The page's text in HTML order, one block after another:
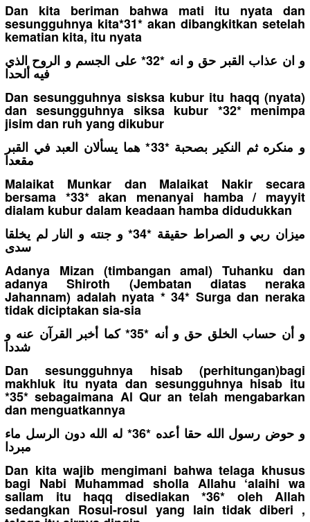
Dan kita beriman bahwa mati itu nyata dan
sesungguhnya kita*31* akan dibangkitkan setelah
kematian kita, itu nyata
و ان عذاب القبر حق و انه *32* على الجسم و الروح الذي
فيه ألحدا
Dan sesungguhnya sisksa kubur itu haqq (nyata)
dan sesungguhnya siksa kubur *32* menimpa
jisim dan ruh yang dikubur
و منكره ثم النكير بصحبة *33* هما يسألان العبد في القبر
مقعدا
Malaikat Munkar dan Malaikat Nakir secara
bersama *33* akan menanyai hamba / mayyit
dialam kubur dalam keadaan hamba didudukkan
ميزان ربي و الصراط حقيقة *34* و جنته و النار لم يخلقا
سدى
Adanya Mizan (timbangan amal) Tuhanku dan
adanya Shiroth (Jembatan diatas neraka
Jahannam) adalah nyata * 34* Surga dan neraka
tidak diciptakan sia-sia
و أن حساب الخلق حق و أنه *35* كما أخبر القرآن عنه و
شددا
Dan sesungguhnya hisab (perhitungan)bagi
makhluk itu nyata dan sesungguhnya hisab itu
*35* sebagaimana Al Qur an telah mengabarkan
dan menguatkannya
و حوض رسول الله حقا أعده *36* له الله دون الرسل ماء
مبردا
Dan kita wajib mengimani bahwa telaga khusus
bagi Nabi Muhammad sholla Allahu ‘alaihi wa
sallam itu haqq disediakan *36* oleh Allah
sedangkan Rosul-rosul yang lain tidak diberi ,